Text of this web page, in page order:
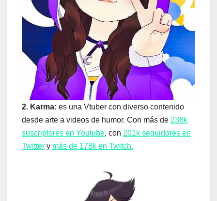
2. Karma: es una Vtuber con diverso contenido
desde arte a videos de humor. Con más de 238k
suscriptores en Youtube, con 201k seguidores en
Twitter y más de 178k en Twitch.